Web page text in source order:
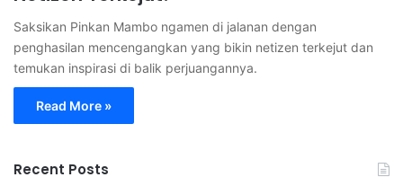
Saksikan Pinkan Mambo ngamen di jalanan dengan
penghasilan mencengangkan yang bikin netizen terkejut dan
temukan inspirasi di balik perjuangannya.
Read More »
Recent Posts